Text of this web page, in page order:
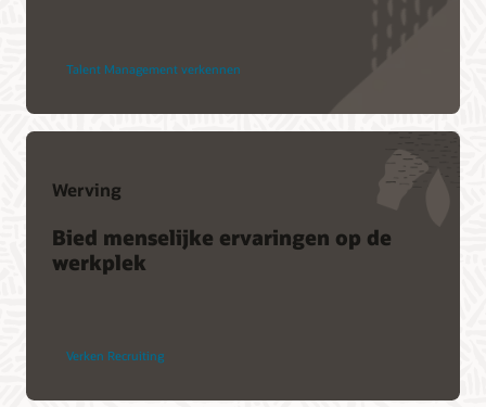
Talent Management verkennen
Werving
Bied menselijke ervaringen op de
werkplek
Verken Recruiting